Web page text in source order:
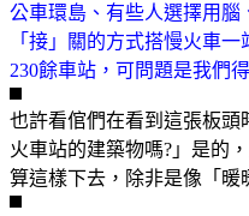
公車環島、有些人選擇用腦
「接」關的方式搭慢火車
230餘車站，可問題是我們
也許看倌們在看到這張板頭
火車站的建築物嗎?」是的
算這樣下去，除非是像「暖